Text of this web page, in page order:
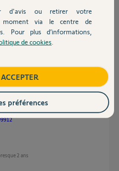
ne laissez que M1 raccordé, est-ce
un mail ici
2 ans
d'avis ou retirer votre
moment via le centre de
Pour plus d’informations,
de cookies
préférences